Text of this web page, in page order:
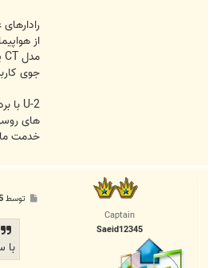
جوی
خدمت
Captain
Saeid12345
توسط
با